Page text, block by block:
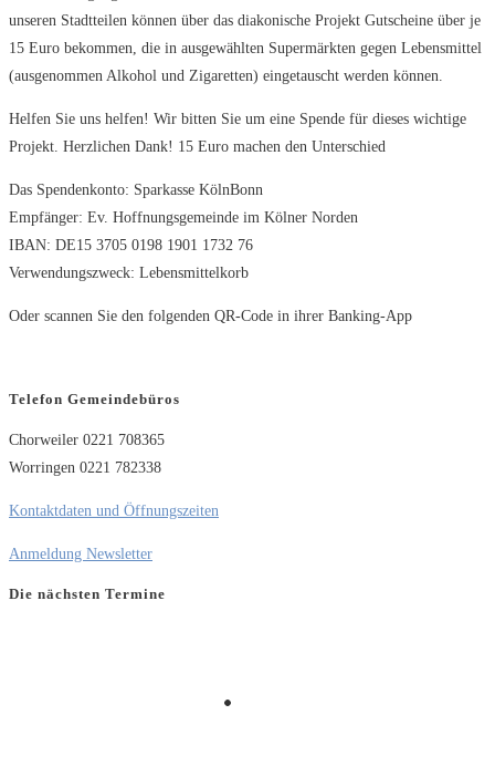
unseren Stadtteilen können über das diakonische Projekt Gutscheine über je
15 Euro bekommen, die in ausgewählten Supermärkten gegen Lebensmittel
(ausgenommen Alkohol und Zigaretten) eingetauscht werden können.
Helfen Sie uns helfen! Wir bitten Sie um eine Spende für dieses wichtige
Projekt. Herzlichen Dank! 15 Euro machen den Unterschied
Das Spendenkonto: Sparkasse KölnBonn
Empfänger: Ev. Hoffnungsgemeinde im Kölner Norden
IBAN: DE15 3705 0198 1901 1732 76
Verwendungszweck: Lebensmittelkorb
Oder scannen Sie den folgenden QR-Code in ihrer Banking-App
Telefon Gemeindebüros
Chorweiler 0221 708365
Worringen 0221 782338
Kontaktdaten und Öffnungszeiten
Anmeldung Newsletter
Die nächsten Termine